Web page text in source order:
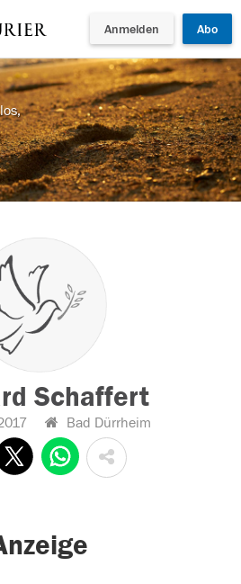
Anmelden Abo
Schaffert
Bad Dürrheim